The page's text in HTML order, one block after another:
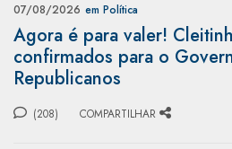
07/08/2026 em Política
Agora é para valer!
confirmados para o
Republicanos
(208) COMPARTILHAR